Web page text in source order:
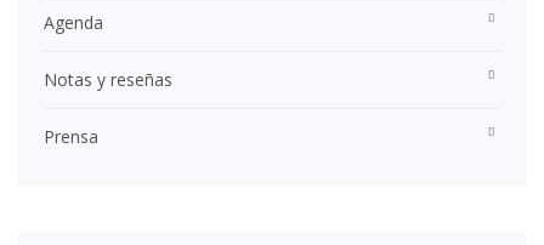
Agenda
Notas y reseñas
Prensa